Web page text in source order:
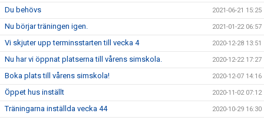
Du behövs 2021-06-21 15:25
Nu börjar träningen igen. 2021-01-22 06:57
Vi skjuter upp terminsstarten till vecka 4 2020-12-28 13:51
Nu har vi öppnat platserna till vårens simskola. 2020-12-22 17:27
Boka plats till vårens simskola! 2020-12-07 14:16
Öppet hus inställt 2020-11-02 07:12
Träningarna inställda vecka 44 2020-10-29 16:30